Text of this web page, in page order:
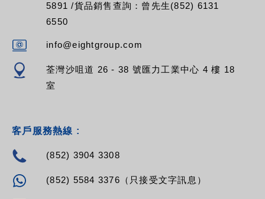
5891 /貨品銷售查詢：曾先生(852) 6131
6550
info@eightgroup.com
荃灣沙咀道 26 - 38 號匯力工業中心 4 樓 18
室
客戶服務熱線 :
(852) 3904 3308
(852) 5584 3376（只接受文字訊息）